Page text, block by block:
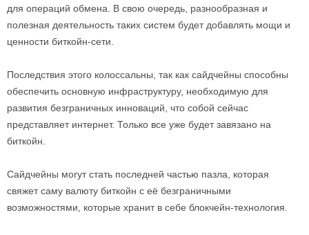
для операций обмена. В свою очередь, разнообразная и
полезная деятельность таких систем будет добавлять мощи и
ценности биткойн-сети.
Последствия этого колоссальны, так как сайдчейны способны
обеспечить основную инфраструктуру, необходимую для
развития безграничных инноваций, что собой сейчас
представляет интернет. Только все уже будет завязано на
биткойн.
Сайдчейны могут стать последней частью пазла, которая
свяжет саму валюту биткойн с её безграничными
возможностями, которые хранит в себе блокчейн-технология.